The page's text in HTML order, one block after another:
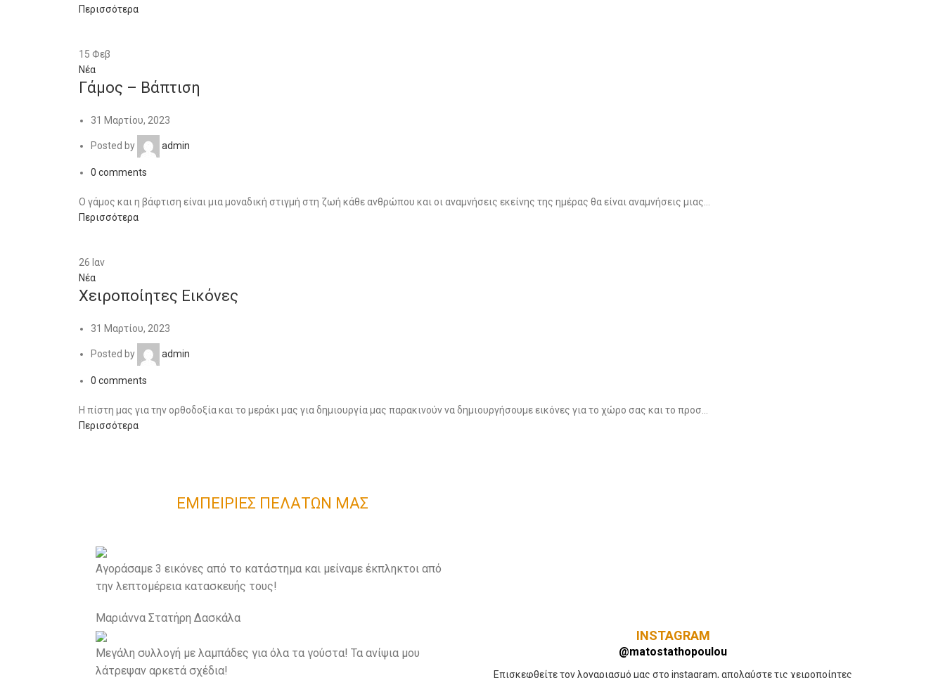
Περισσότερα
15 Φεβ
Νέα
Γάμος – Βάπτιση
31 Μαρτίου, 2023
Posted by admin
0 comments
Ο γάμος και η βάφτιση είναι μια μοναδική στιγμή στη ζωή κάθε ανθρώπου και οι αναμνήσεις εκείνης της ημέρας θα είναι αναμνήσεις μιας...
Περισσότερα
26 Ιαν
Νέα
Χειροποίητες Εικόνες
31 Μαρτίου, 2023
Posted by admin
0 comments
Η πίστη μας για την ορθοδοξία και το μεράκι μας για δημιουργία μας παρακινούν να δημιουργήσουμε εικόνες για το χώρο σας και το προσ...
Περισσότερα
ΕΜΠΕΙΡΙΕΣ ΠΕΛΑΤΩΝ ΜΑΣ
Αγοράσαμε 3 εικόνες από το κατάστημα και μείναμε έκπληκτοι από
την λεπτομέρεια κατασκευής τους!
Μαριάννα ΣτατήρηΔασκάλα
Μεγάλη συλλογή με λαμπάδες για όλα τα γούστα! Τα ανίψια μου
λάτρεψαν αρκετά σχέδια!
INSTAGRAM
@matostathopoulou
Επισκεφθείτε τον λογαριασμό μας στο instagram, απολαύστε τις χειροποίητες